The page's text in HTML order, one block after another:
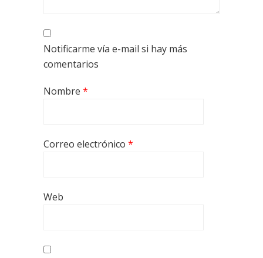
Notificarme vía e-mail si hay más
comentarios
Nombre *
Correo electrónico *
Web